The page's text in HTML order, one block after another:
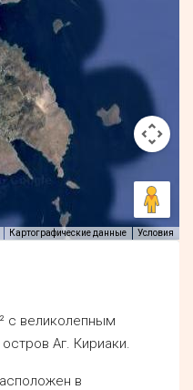
Картографические данные Условия
с великолепным
Аг. Кириаки.
в